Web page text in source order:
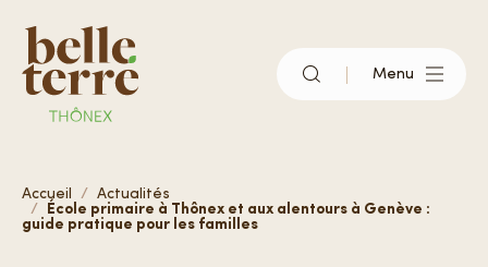
Menu
Accueil
Actualités
École primaire à Thônex et aux alentours à Genève :
guide pratique pour les familles